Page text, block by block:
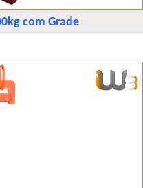
com Grade